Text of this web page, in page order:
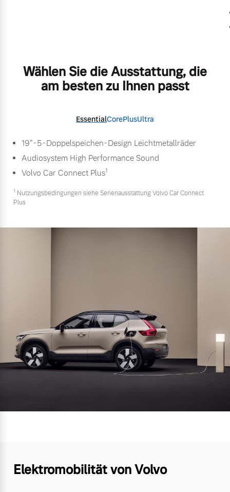
Wählen Sie die Ausstattung, die
am besten zu Ihnen passt
EssentialCorePlusUltra
19"-5-Doppelspeichen-Design Leichtmetallräder
Audiosystem High Performance Sound
Volvo Car Connect Plus1
1 Nutzungsbedingungen siehe Serienausstattung Volvo Car Connect
Plus
Elektromobilität von Volvo